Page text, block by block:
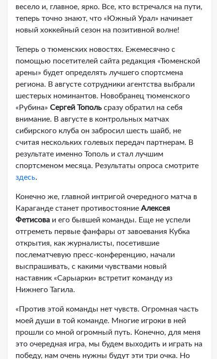
весело и, главное, ярко. Все, кто встречался на пути,
теперь точно знают, что «Южный Урал» начинает
новый хоккейный сезон на позитивной волне!
Теперь о тюменских новостях. Ежемесячно с
помощью посетителей сайта редакция «Тюменской
арены» будет определять лучшего спортсмена
региона. В августе сотрудники агентства выбрали
шестерых номинантов. Новобранец тюменского
«Рубина» Сергей Тополь сразу обратил на себя
внимание. В августе в контрольных матчах
сибирского клуба он забросил шесть шайб, не
считая нескольких голевых передач партнерам. В
результате именно Тополь и стал лучшим
спортсменом месяца. Результаты опроса смотрите
здесь.
Конечно же, главной интригой очередного матча в
Караганде станет противостояние Алексея
Фетисова и его бывшей команды. Еще не успели
отгреметь первые фанфары от завоевания Кубка
открытия, как журналисты, посетившие
послематчевую пресс-конференцию, начали
выспрашивать, с какими чувствами новый
наставник «Сарыарки» встретит команду из
Нижнего Тагила.
«Против этой команды нет чувств. Огромная часть
моей души в той команде. Многие игроки в ней
прошли со мной огромный путь. Конечно, для меня
это очередная игра, мы будем выходить и играть на
победу, нам очень нужны будут эти три очка. Но